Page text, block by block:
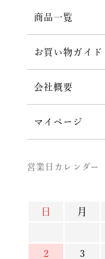
商品一覧
お買い物ガイド
会社概要
マイページ
営業日カレンダー